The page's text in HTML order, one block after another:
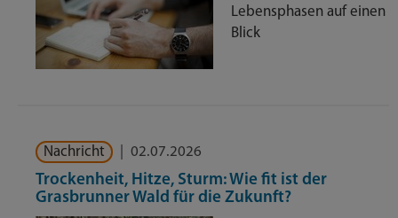
Lebensphasen auf einen
Blick
Nachricht 02.07.2026
Trockenheit, Hitze, Sturm: Wie fit ist der
Grasbrunner Wald für die Zukunft?